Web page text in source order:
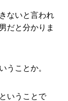
ないと言われ
だと分かりま
うことか。
いうことで